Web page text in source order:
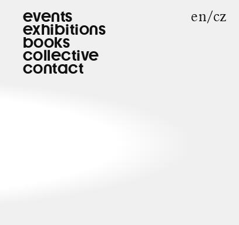
events
exhibitions
books
collective
contact
en cz